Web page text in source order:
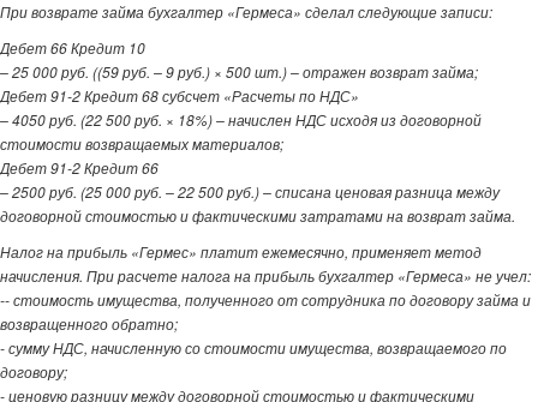
При возврате займа бухгалтер «Гермеса» сделал следующие записи:
Дебет 66 Кредит 10
– 25 000 руб. ((59 руб. – 9 руб.) × 500 шт.) – отражен возврат займа;
Дебет 91-2 Кредит 68 субсчет «Расчеты по НДС»
– 4050 руб. (22 500 руб. × 18%) – начислен НДС исходя из договорной
стоимости возвращаемых материалов;
Дебет 91-2 Кредит 66
– 2500 руб. (25 000 руб. – 22 500 руб.) – списана ценовая разница между
договорной стоимостью и фактическими затратами на возврат займа.
Налог на прибыль «Гермес» платит ежемесячно, применяет метод
начисления. При расчете налога на прибыль бухгалтер «Гермеса» не учел:
-- стоимость имущества, полученного от сотрудника по договору займа и
возвращенного обратно;
- сумму НДС, начисленную со стоимости имущества, возвращаемого по
договору;
- ценовую разницу между договорной стоимостью и фактическими